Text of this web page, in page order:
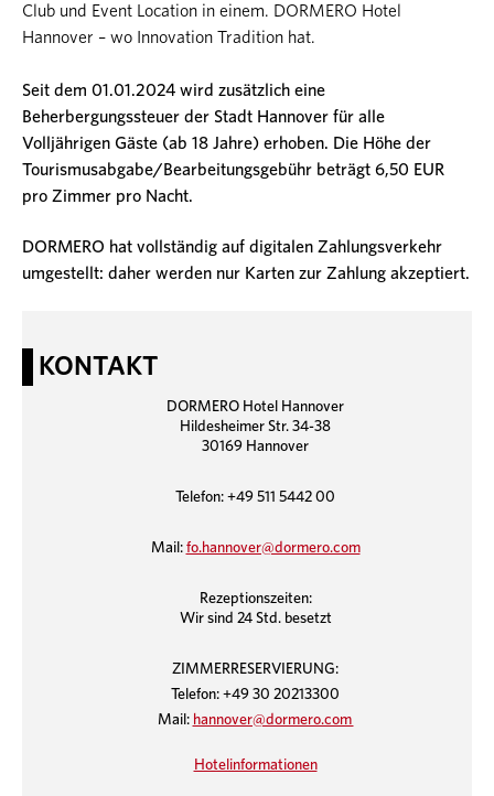
Club und Event Location in einem. DORMERO Hotel
Hannover – wo Innovation Tradition hat.
Seit dem 01.01.2024 wird zusätzlich eine
Beherbergungssteuer der Stadt Hannover für alle
Volljährigen Gäste (ab 18 Jahre) erhoben. Die Höhe der
Tourismusabgabe/Bearbeitungsgebühr beträgt 6,50 EUR
pro Zimmer pro Nacht.
DORMERO hat vollständig auf digitalen Zahlungsverkehr
umgestellt: daher werden nur Karten zur Zahlung akzeptiert.
KONTAKT
DORMERO Hotel Hannover
Hildesheimer Str. 34-38
30169 Hannover
Telefon: +49 511 5442 00
Mail: fo.hannover@dormero.com
Rezeptionszeiten:
Wir sind 24 Std. besetzt
ZIMMERRESERVIERUNG:
Telefon: +49 30 20213300
Mail: hannover@dormero.com
Hotelinformationen